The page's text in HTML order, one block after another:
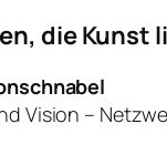
die Kunst
Vision –